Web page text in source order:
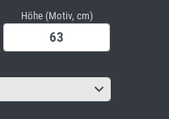
Höhe (Motiv, cm)